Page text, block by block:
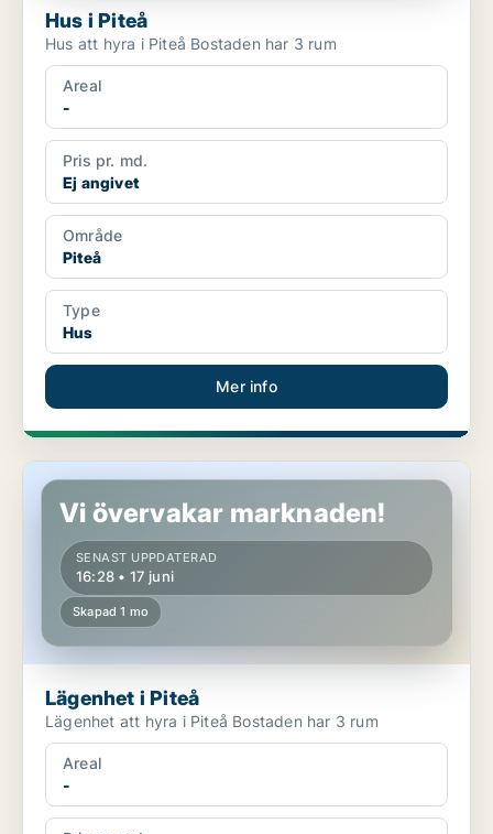
Hus i Piteå
Hus att hyra i Piteå Bostaden har 3 rum
Areal
-
Pris pr. md.
Ej angivet
Område
Piteå
Type
Hus
Mer info
Lägenhet i Piteå
Vi övervakar marknaden!
SENAST UPPDATERAD
16:28 • 17 juni
Skapad 1 mo
Lägenhet i Piteå
Lägenhet att hyra i Piteå Bostaden har 3 rum
Areal
-